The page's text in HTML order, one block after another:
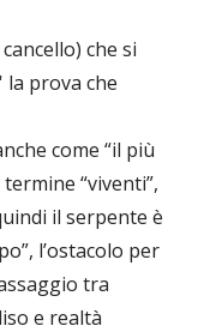
che si
la prova che
come “il più
“viventi”,
il serpente è
l’ostacolo per
tra
e realtà